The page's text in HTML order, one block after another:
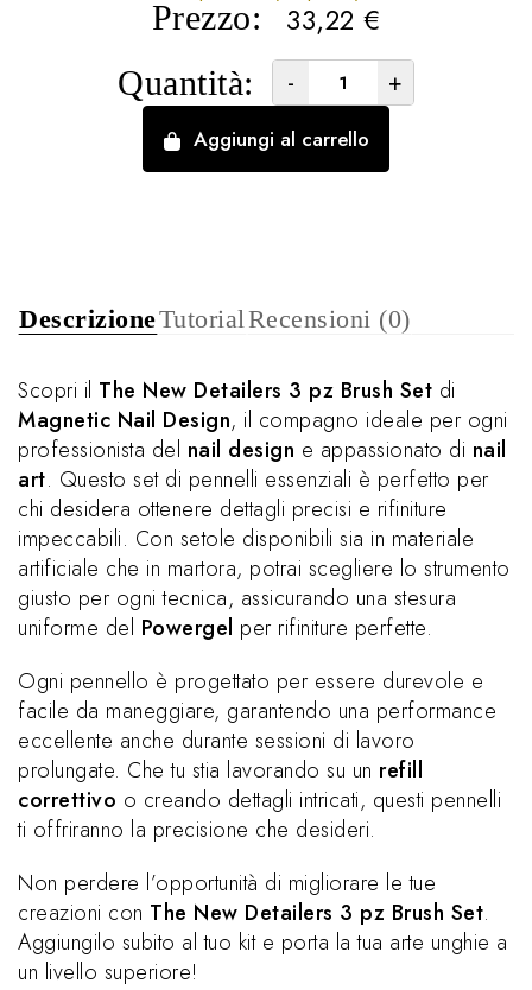
Prezzo: 33,22 €
Quantità: - +
Aggiungi al carrello
DescrizioneTutorialRecensioni (0)
Scopri il The New Detailers 3 pz Brush Set di
Magnetic Nail Design, il compagno ideale per ogni
professionista del nail design e appassionato di nail
art. Questo set di pennelli essenziali è perfetto per
chi desidera ottenere dettagli precisi e rifiniture
impeccabili. Con setole disponibili sia in materiale
artificiale che in martora, potrai scegliere lo strumento
giusto per ogni tecnica, assicurando una stesura
uniforme del Powergel per rifiniture perfette.
Ogni pennello è progettato per essere durevole e
facile da maneggiare, garantendo una performance
eccellente anche durante sessioni di lavoro
prolungate. Che tu stia lavorando su un refill
correttivo o creando dettagli intricati, questi pennelli
ti offriranno la precisione che desideri.
Non perdere l’opportunità di migliorare le tue
creazioni con The New Detailers 3 pz Brush Set.
Aggiungilo subito al tuo kit e porta la tua arte unghie a
un livello superiore!